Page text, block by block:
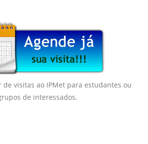
de visitas ao IPMet para estudantes ou
de interessados.